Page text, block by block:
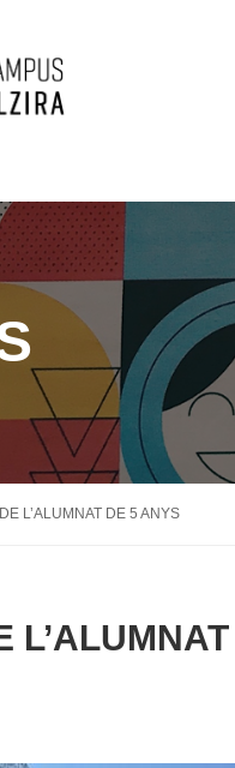
L’ALUMNAT DE 5 ANYS